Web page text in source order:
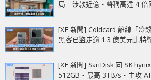
局 涉款近億‧聲稱高達 4 倍
[XF 新聞] Coldcard 離線「冷
黑客已盜走逾 1.3 億美元比特
[XF 新聞] SanDisk 同 SK
512GB‧最高 3TB/s‧主攻 AI